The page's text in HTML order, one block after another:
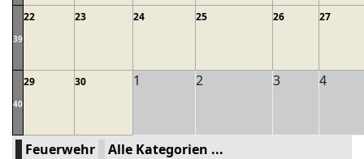
39
22 23 24 25 26 27
40
29 30 1 2 3 4
Feuerwehr Alle Kategorien ...